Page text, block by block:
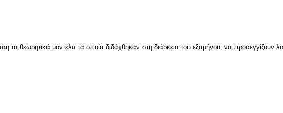
τα θεωρητικά μοντέλα τα οποία διδάχθηκαν στη διάρκεια του εξαμήνου, να προσεγγίζουν